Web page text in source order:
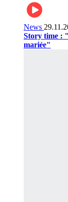
News
Story time :
mariée"